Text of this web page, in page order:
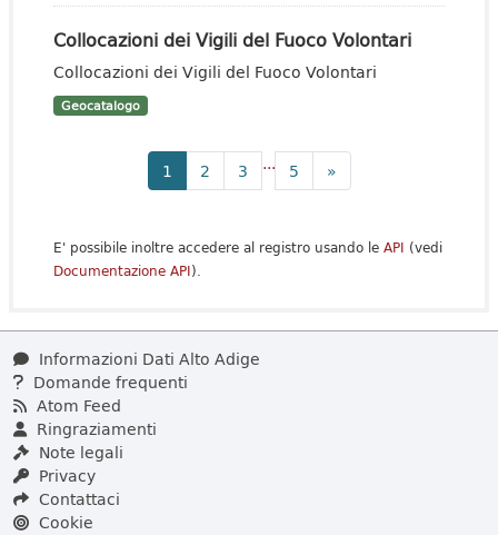
Collocazioni dei Vigili del Fuoco Volontari
Collocazioni dei Vigili del Fuoco Volontari
Geocatalogo
1 2 3 ... 5 »
E' possibile inoltre accedere al registro usando le API (vedi
Documentazione API).
Informazioni Dati Alto Adige
Domande frequenti
Atom Feed
Ringraziamenti
Note legali
Privacy
Contattaci
Cookie